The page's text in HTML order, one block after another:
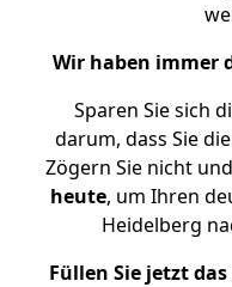
Wir haben immer
Sparen Sie sich
darum, dass Sie
Zögern Sie nicht und
heute, um Ihren
Heidelberg
Füllen Sie jetzt